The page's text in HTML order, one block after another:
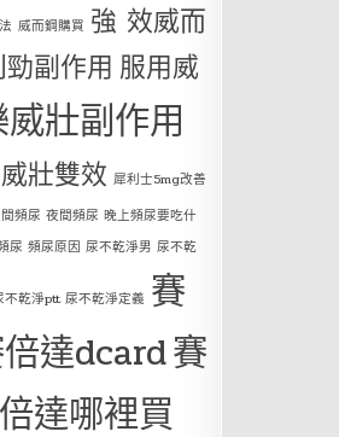
威而鋼購買 強 效威而
副作用 服用威
壯副作用
壯雙效 犀利士5mg改善
頻尿 夜間頻尿 晚上頻尿要吃什
尿 頻尿原因 尿不乾淨男 尿不乾
乾淨ptt 尿不乾淨定義 賽
達dcard賽
達哪裡買